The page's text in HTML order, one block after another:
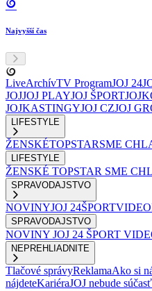
Najvyšší čas
LiveArchívTV ProgramJOJ 24
JOJJOJ PLAYJOJ ŠPORT
JOJKASTINGYJOJ CZJOJ
LIFESTYLE
ŽENSKÉTOPSTARSME
LIFESTYLE
ŽENSKÉ TOPSTAR SME
SPRAVODAJSTVO
NOVINYJOJ 24ŠPORT
SPRAVODAJSTVO
NOVINY JOJ 24 ŠPORT
NEPREHLIADNITE
Tlačové správyReklamaAko si
nájdeteKariéraJOJ nebude